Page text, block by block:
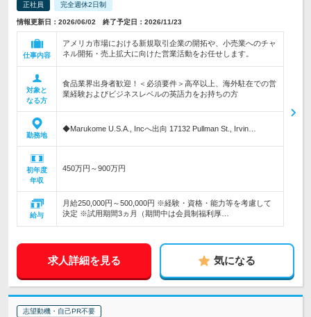
正社員 完全週休2日制
情報更新日：2026/06/02 終了予定日：2026/11/23
仕事内容
アメリカ市場における新規取引企業の開拓や、小売業へのチャ
ネル開拓・売上拡大に向けた営業活動をお任せします。
対象と
なる方
食品業界出身者歓迎！＜必須要件＞高卒以上、海外駐在での営
業経験およびビジネスレベルの英語力をお持ちの方
勤務地
◆Marukome U.S.A., Incへ出向 17132 Pullman St., Irvin…
初年度
年収
450万円～900万円
給与
月給250,000円～500,000円 ※経験・資格・能力等を考慮して
決定 ※試用期間3ヵ月（期間中は会員制福利厚…
求人詳細を見る 気になる
志望動機・自己PR不要